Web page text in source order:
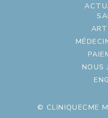
NOUS
© CLINIQUECME